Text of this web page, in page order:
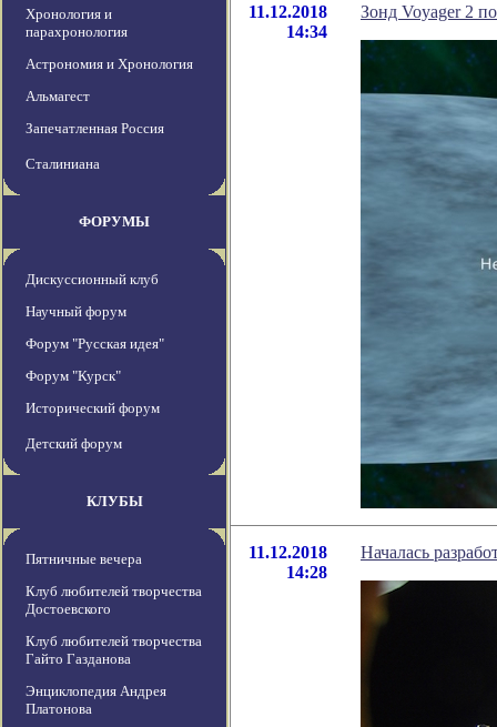
Хронология и
парахронология
Астрономия и Хронология
Альмагест
Запечатленная Россия
Сталиниана
ФОРУМЫ
Дискуссионный клуб
Научный форум
Форум "Русская идея"
Форум "Курск"
Исторический форум
Детский форум
КЛУБЫ
Пятничные вечера
Клуб любителей творчества
Достоевского
Клуб любителей творчества
Гайто Газданова
Энциклопедия Андрея
Платонова
11.12.2018
14:34
Зонд Voyager 2
11.12.2018
14:28
Началась